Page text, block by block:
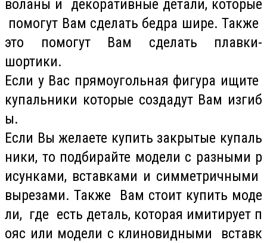
воланы и декоративные детали, которые
помогут Вам сделать бедра шире. Также
это помогут Вам сделать плавки-
шортики.
Если у Вас прямоугольная фигура ищите
купальники которые создадут Вам изгиб
ы.
Если Вы желаете купить закрытые купаль
ники, то подбирайте модели с разными р
исунками, вставками и симметричными
вырезами. Также Вам стоит купить моде
ли, где есть деталь, которая имитирует п
ояс или модели с клиновидными вставк